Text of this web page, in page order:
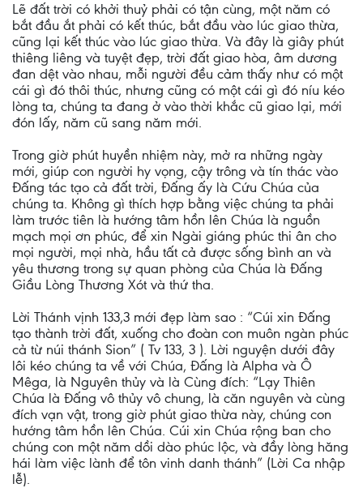
Lẽ đất trời có khởi thuỷ phải có tận cùng, một năm có
bắt đầu ắt phải có kết thúc, bắt đầu vào lúc giao thừa,
cũng lại kết thúc vào lúc giao thừa. Và đây là giây phút
thiêng liêng và tuyệt đẹp, trời đất giao hòa, âm dương
đan dệt vào nhau, mỗi người đều cảm thấy như có một
cái gì đó thôi thúc, nhưng cũng có một cái gì đó níu kéo
lòng ta, chúng ta đang ở vào thời khắc cũ giao lại, mới
đón lấy, năm cũ sang năm mới.
Trong giờ phút huyền nhiệm này, mở ra những ngày
mới, giúp con người hy vọng, cậy trông và tín thác vào
Đấng tác tạo cả đất trời, Đấng ấy là Cứu Chúa của
chúng ta. Không gì thích hợp bằng việc chúng ta phải
làm trước tiên là hướng tâm hồn lên Chúa là nguồn
mạch mọi ơn phúc, để xin Ngài giáng phúc thi ân cho
mọi người, mọi nhà, hầu tất cả được sống bình an và
yêu thương trong sự quan phòng của Chúa là Đấng
Giầu Lòng Thương Xót và thứ tha.
Lời Thánh vịnh 133,3 mới đẹp làm sao : “Cúi xin Đấng
tạo thành trời đất, xuống cho đoàn con muôn ngàn phúc
cả từ núi thánh Sion” ( Tv 133, 3 ). Lời nguyện dưới đây
lôi kéo chúng ta về với Chúa, Đấng là Alpha và Ô
Mêga, là Nguyên thủy và là Cùng đích: “Lạy Thiên
Chúa là Đấng vô thủy vô chung, là căn nguyên và cùng
đích vạn vật, trong giờ phút giao thừa này, chúng con
hướng tâm hồn lên Chúa. Cúi xin Chúa rộng ban cho
chúng con một năm dồi dào phúc lộc, và đầy lòng hăng
hái làm việc lành để tôn vinh danh thánh” (Lời Ca nhập
lễ).